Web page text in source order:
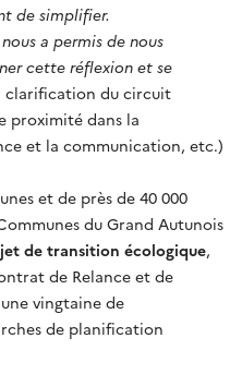
de simplifier.
a permis de nous
cette réflexion et se
clarification du circuit
proximité dans la
et la communication, etc.)
et de près de 40 000
du Grand Autunois
de transition écologique,
de Relance et de
vingtaine de
de planification